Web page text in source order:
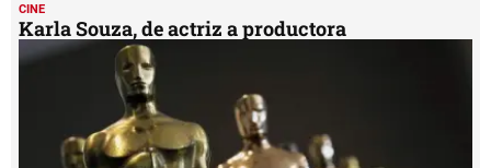
CINE
Karla Souza, de actriz a productora